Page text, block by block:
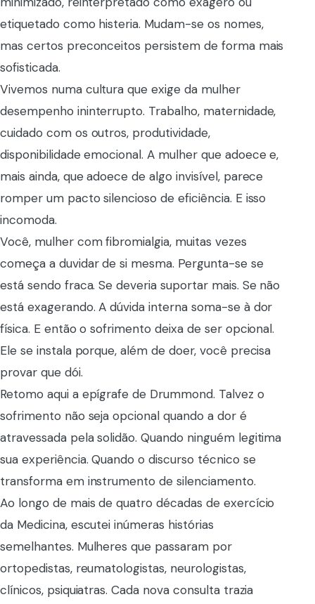
etiquetado como histeria. Mudam-se os nomes,
mas certos preconceitos persistem de forma mais
sofisticada.
Vivemos numa cultura que exige da mulher
desempenho ininterrupto. Trabalho, maternidade,
cuidado com os outros, produtividade,
disponibilidade emocional. A mulher que adoece e,
mais ainda, que adoece de algo invisível, parece
romper um pacto silencioso de eficiência. E isso
incomoda.
Você, mulher com fibromialgia, muitas vezes
começa a duvidar de si mesma. Pergunta-se se
está sendo fraca. Se deveria suportar mais. Se não
está exagerando. A dúvida interna soma-se à dor
física. E então o sofrimento deixa de ser opcional.
Ele se instala porque, além de doer, você precisa
provar que dói.
Retomo aqui a epígrafe de Drummond. Talvez o
sofrimento não seja opcional quando a dor é
atravessada pela solidão. Quando ninguém legitima
sua experiência. Quando o discurso técnico se
transforma em instrumento de silenciamento.
Ao longo de mais de quatro décadas de exercício
da Medicina, escutei inúmeras histórias
semelhantes. Mulheres que passaram por
ortopedistas, reumatologistas, neurologistas,
clínicos, psiquiatras. Cada nova consulta trazia